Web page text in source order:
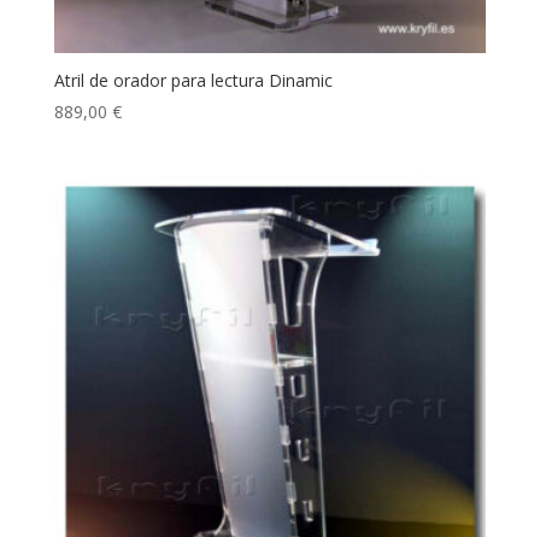
Atril de orador para lectura Dinamic
889,00 €